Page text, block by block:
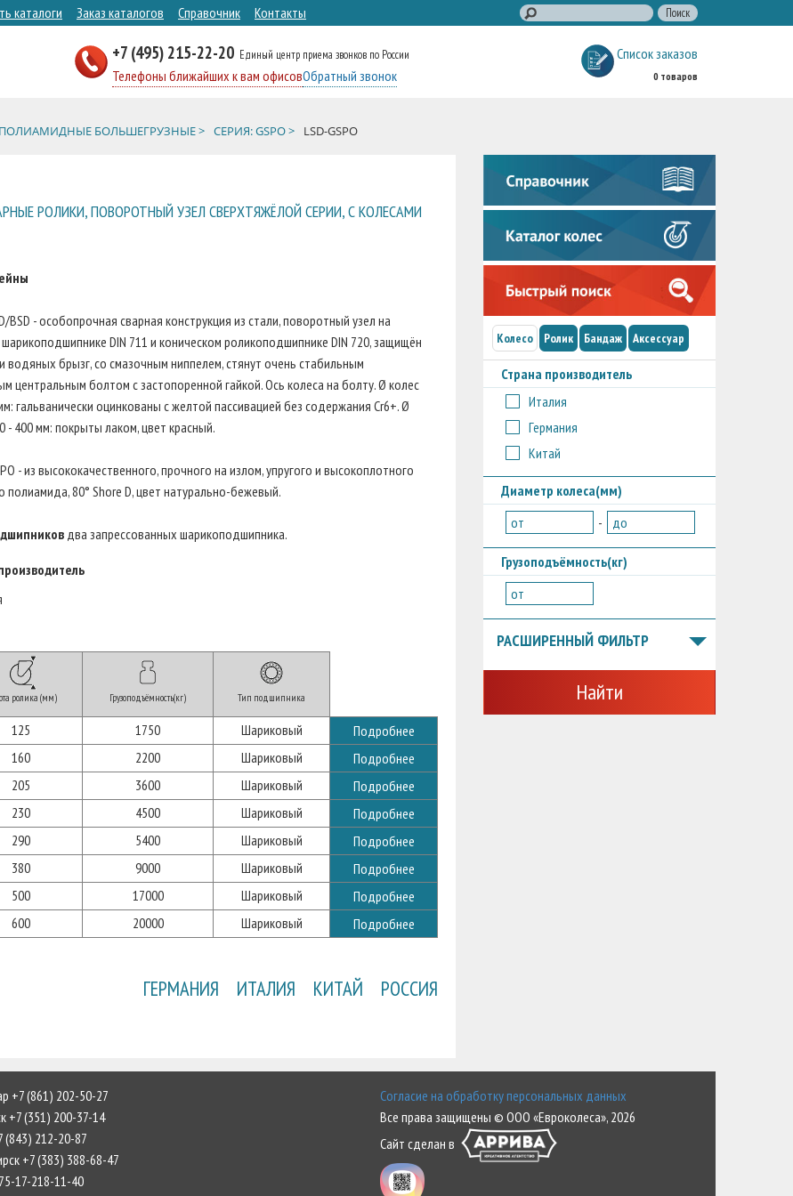
каталоги Заказ каталогов Справочник Контакты
+7 (495) 215-22-20 Единый центр приема звонков по России
Телефоны ближайших к вам офисовОбратный звонок
Список заказов
0 товаров
БОЛЬШЕГРУЗНЫЕ > СЕРИЯ: GSPO > LSD-GSPO
РОЛИКИ, ПОВОРОТНЫЙ УЗЕЛ СВЕРХТЯЖЁЛОЙ СЕРИИ, С КОЛЕСАМИ
BSD - особопрочная сварная конструкция из стали, поворотный узел на
DIN 711 и коническом роликоподшипнике DIN 720, защищён
водяных брызг, со смазочным ниппелем, стянут очень стабильным
центральным болтом с застопоренной гайкой. Ось колеса на болту. Ø колес
гальванически оцинкованы с желтой пассивацией без содержания Cr6+. Ø
- 400 мм: покрыты лаком, цвет красный.
- из высококачественного, прочного на излом, упругого и высокоплотного
полиамида, 80° Shore D, цвет натурально-бежевый.
два запрессованных шарикоподшипника.
ролика (мм) Грузоподъёмность(кг) Тип подшипника
125 1750 Шариковый
Подробнее
160 2200 Шариковый
Подробнее
205 3600 Шариковый
Подробнее
230 4500 Шариковый
Подробнее
290 5400 Шариковый
Подробнее
380 9000 Шариковый
Подробнее
500 17000 Шариковый
Подробнее
600 20000 Шариковый Подробнее
ГЕРМАНИЯ ИТАЛИЯ КИТАЙ РОССИЯ
Колесо Ролик Бандаж Аксессуар
Страна производитель
Италия
Германия
Китай
Диаметр колеса(мм)
от
- до
Грузоподъёмность(кг)
от
РАСШИРЕННЫЙ ФИЛЬТР
Найти
+7 (861) 202-50-27
+7 (351) 200-37-14
(843) 212-20-87
+7 (383) 388-68-47
17-218-11-40
Согласие на обработку персональных данных
Все права защищены © ООО «Евроколеса», 2026
Сайт сделан в